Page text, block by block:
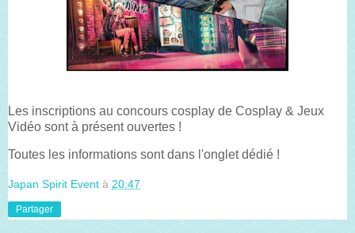
Les inscriptions au concours cosplay de Cosplay & Jeux
Vidéo sont à présent ouvertes !
Toutes les informations sont dans l'onglet dédié !
Japan Spirit Event à 20:47
Partager